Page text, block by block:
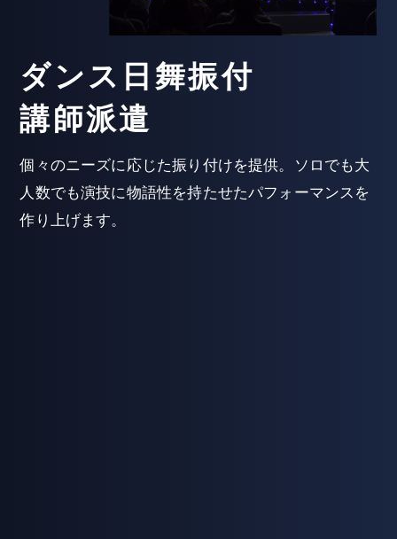
ダンス日舞振付
講師派遣
個々のニーズに応じた振り付けを提供。ソロでも大
人数でも演技に物語性を持たせたパフォーマンスを
作り上げます。